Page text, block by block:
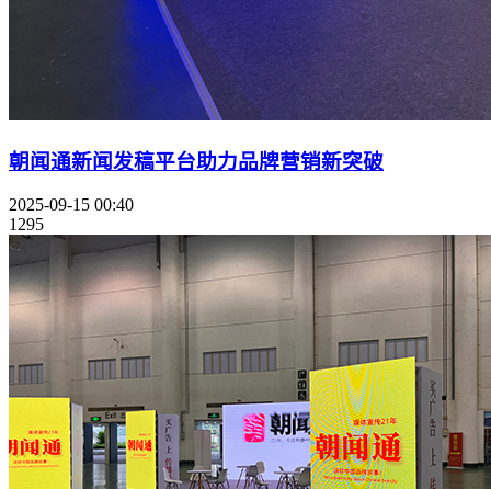
朝闻通新闻发稿平台助力品牌营销新突破
2025-09-15 00:40
1295